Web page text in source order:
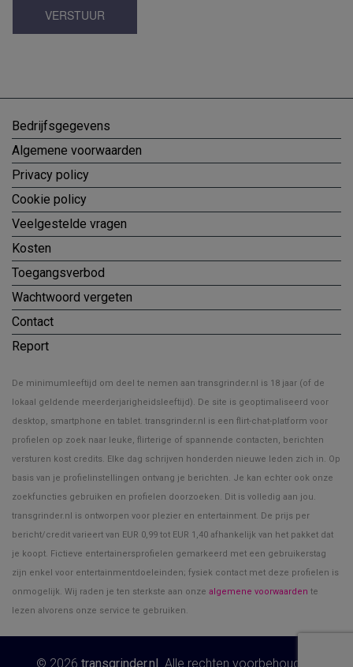
VERSTUUR
Bedrijfsgegevens
Algemene voorwaarden
Privacy policy
Cookie policy
Veelgestelde vragen
Kosten
Toegangsverbod
Wachtwoord vergeten
Contact
Report
De minimumleeftijd om deel te nemen aan transgrinder.nl is 18 jaar (of de
lokaal geldende meerderjarigheidsleeftijd). De site is geoptimaliseerd voor
desktop, smartphone en tablet. transgrinder.nl is een flirt-chat-platform voor
profielen op zoek naar leuke, flirterige of spannende contacten, berichten
versturen kost credits. Elke dag schrijven honderden nieuwe leden zich in. Op
basis van je profielinstellingen ontvang je berichten. Je kan echter ook onze
zoekfuncties gebruiken en profielen doorzoeken. Dit is volledig aan jou.
transgrinder.nl is ontworpen voor plezier en entertainment. De prijs per
bericht/credit varieert van EUR 0,99 tot EUR 1,40 afhankelijk van het pakket dat
je koopt. Fictieve entertainersprofielen gemarkeerd met een gebruikerstag
zijn enkel voor entertainmentdoeleinden; fysiek contact met deze profielen is
onmogelijk. Wij raden je ten sterkste aan onze algemene voorwaarden te
lezen alvorens onze service te gebruiken.
© 2026 transgrinder.nl . Alle rechten voorbehouden.